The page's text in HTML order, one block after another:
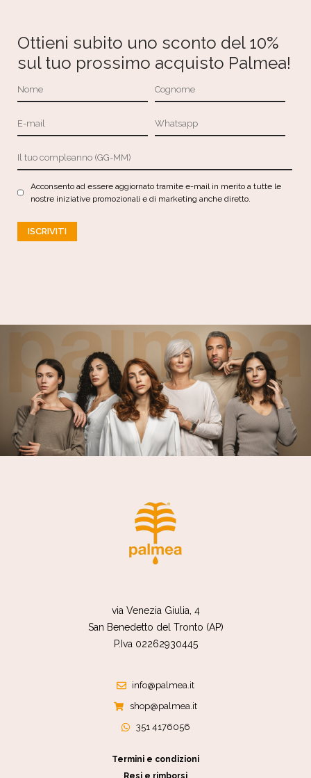
Ottieni subito uno sconto del 10%
sul tuo prossimo acquisto Palmea!
Acconsento ad essere aggiornato tramite e-mail in merito a tutte le
nostre iniziative promozionali e di marketing anche diretto.
via Venezia Giulia, 4
San Benedetto del Tronto (AP)
P.Iva 02262930445
info@palmea.it
shop@palmea.it
351 4176056
Termini e condizioni